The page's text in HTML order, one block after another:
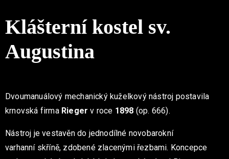
Klášterní kostel sv.
Augustina
Dvoumanuálový mechanický kuželkový nástroj postavila
krnovská firma Rieger v roce 1898 (op. 666).
Nástroj je vestavěn do jednodílné novobarokní
varhanní skříně, zdobené zlacenými řezbami. Koncepce